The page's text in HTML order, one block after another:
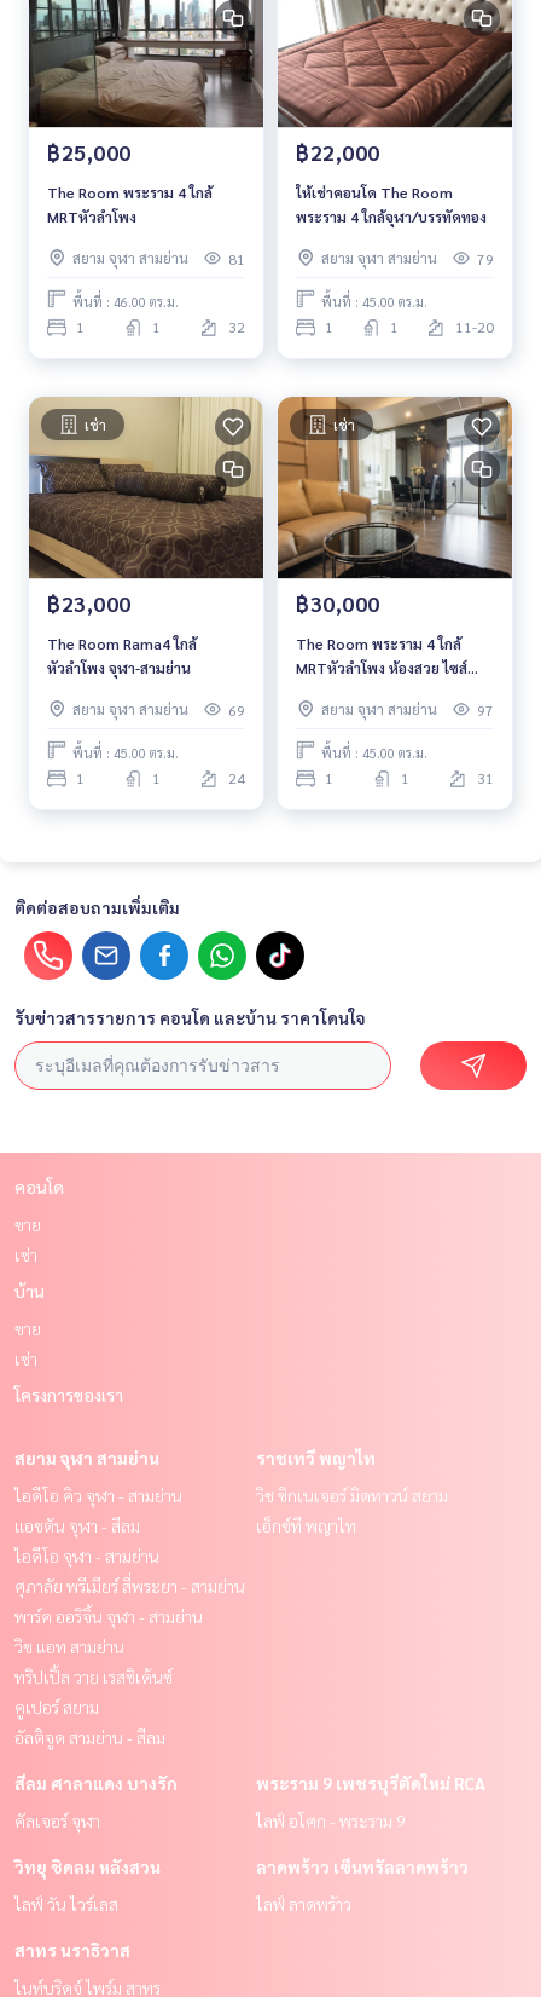
฿25,000
The Room พระราม 4 ใกล้
MRTหัวลำโพง
สยาม จุฬา สามย่าน 81
พื้นที่ : 46.00 ตร.ม.
1 1 32
฿22,000
ให้เช่าคอนโด The Room
พระราม 4 ใกล้จุฬา/บรรทัดทอง
สยาม จุฬา สามย่าน 79
พื้นที่ : 45.00 ตร.ม.
1 1 11-20
เช่า
฿23,000
The Room Rama4 ใกล้
หัวลำโพง จุฬา-สามย่าน
สยาม จุฬา สามย่าน 69
พื้นที่ : 45.00 ตร.ม.
1 1 24
เช่า
฿30,000
The Room พระราม 4 ใกล้
MRTหัวลำโพง ห้องสวย ไซส์
ได้เลย!สยาม จุฬา สามย่าน 97
พื้นที่ : 45.00 ตร.ม.
1 1 31
ติดต่อสอบถามเพิ่มเติม
รับข่าวสารรายการ คอนโด และบ้าน ราคาโดนใจ
คอนโด
ขาย
เช่า
บ้าน
ขาย
เช่า
โครงการของเรา
สยาม จุฬา สามย่าน
ไอดีโอ คิว จุฬา - สามย่าน
แอชตัน จุฬา - สีลม
ไอดีโอ จุฬา - สามย่าน
ศุภาลัย พรีเมียร์ สี่พระยา - สามย่าน
พาร์ค ออริจิ้น จุฬา - สามย่าน
วิช แอท สามย่าน
ทริปเปิ้ล วาย เรสซิเด้นซ์
คูเปอร์ สยาม
อัลติจูด สามย่าน - สีลม
ราชเทวี พญาไท
วิช ซิกเนเจอร์ มิดทาวน์ สยาม
เอ็กซ์ที พญาไท
สีลม ศาลาแดง บางรัก
คัลเจอร์ จุฬา
พระราม 9 เพชรบุรีตัดใหม่ RCA
ไลฟ์ อโศก - พระราม 9
วิทยุ ชิดลม หลังสวน
ไลฟ์ วัน ไวร์เลส
ลาดพร้าว เซ็นทรัลลาดพร้าว
ไลฟ์ ลาดพร้าว
สาทร นราธิวาส
ไนท์บริดจ์ ไพร์ม สาทร